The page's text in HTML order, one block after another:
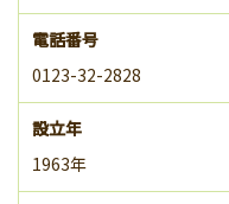
電話番号
0123-32-2828
設立年
1963年